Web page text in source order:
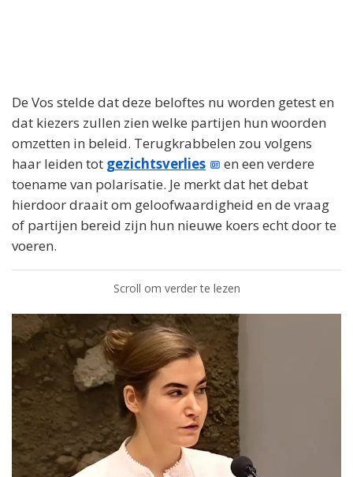
De Vos stelde dat deze beloftes nu worden getest en
dat kiezers zullen zien welke partijen hun woorden
omzetten in beleid. Terugkrabbelen zou volgens
haar leiden tot gezichtsverlies
en een verdere
toename van polarisatie. Je merkt dat het debat
hierdoor draait om geloofwaardigheid en de vraag
of partijen bereid zijn hun nieuwe koers echt door te
voeren.
Scroll om verder te lezen